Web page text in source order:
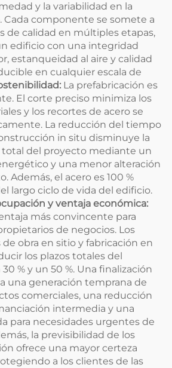
y la variabilidad en la
Cada componente se somete a
de calidad en múltiples etapas,
edificio con una integridad
estanqueidad al aire y calidad
en cualquier escala de
La prefabricación es
El corte preciso minimiza los
y los recortes de acero se
La reducción del tiempo
in situ disminuye la
total del proyecto mediante un
y una menor alteración
Además, el acero es 100 %
largo ciclo de vida del edificio.
y ventaja económica:
más convincente para
de negocios. Los
de obra en sitio y fabricación en
los plazos totales del
% y un 50 %. Una finalización
una generación temprana de
comerciales, una reducción
intermedia y una
para necesidades urgentes de
la previsibilidad de los
ofrece una mayor certeza
a los clientes de las